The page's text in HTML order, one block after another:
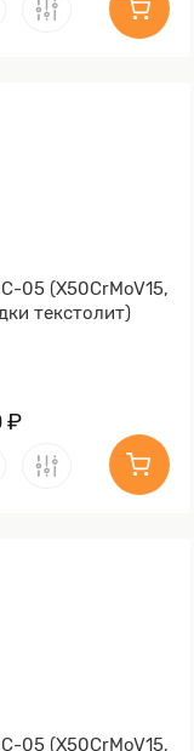
05 (X50CrMoV15,
текстолит)
₽
05 (X50CrMoV15,